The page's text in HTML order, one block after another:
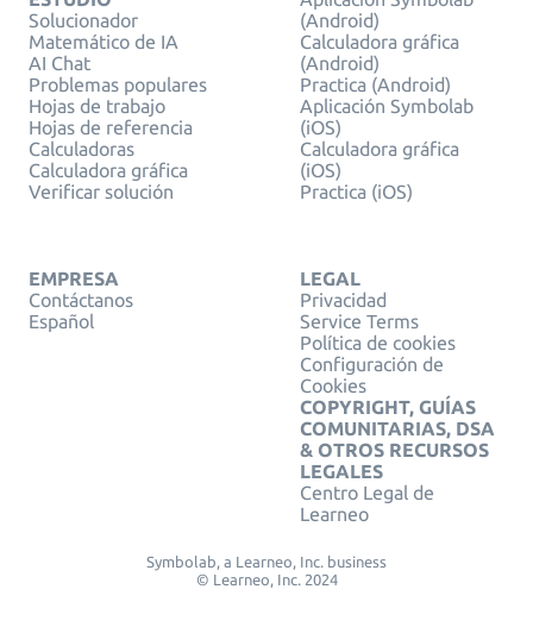
Solucionador
Matemático de IA
AI Chat
Problemas populares
Hojas de trabajo
Hojas de referencia
Calculadoras
Calculadora gráfica
Verificar solución
(Android)
Calculadora gráfica
(Android)
Practica (Android)
Aplicación Symbolab
(iOS)
Calculadora gráfica
(iOS)
Practica (iOS)
EMPRESA
Contáctanos
Español
LEGAL
Privacidad
Service Terms
Política de cookies
Configuración de
Cookies
COPYRIGHT, GUÍAS
COMUNITARIAS, DSA
& OTROS RECURSOS
LEGALES
Centro Legal de
Learneo
Symbolab, a Learneo, Inc. business
© Learneo, Inc. 2024